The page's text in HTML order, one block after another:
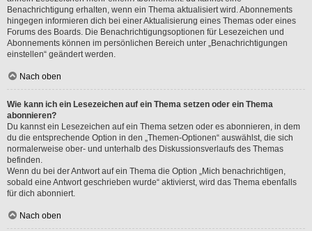
Benachrichtigung erhalten, wenn ein Thema aktualisiert wird. Abonnements
hingegen informieren dich bei einer Aktualisierung eines Themas oder eines
Forums des Boards. Die Benachrichtigungsoptionen für Lesezeichen und
Abonnements können im persönlichen Bereich unter „Benachrichtigungen
einstellen“ geändert werden.
Nach oben
Wie kann ich ein Lesezeichen auf ein Thema setzen oder ein Thema
abonnieren?
Du kannst ein Lesezeichen auf ein Thema setzen oder es abonnieren, in dem
du die entsprechende Option in den „Themen-Optionen“ auswählst, die sich
normalerweise ober- und unterhalb des Diskussionsverlaufs des Themas
befinden.
Wenn du bei der Antwort auf ein Thema die Option „Mich benachrichtigen,
sobald eine Antwort geschrieben wurde“ aktivierst, wird das Thema ebenfalls
für dich abonniert.
Nach oben